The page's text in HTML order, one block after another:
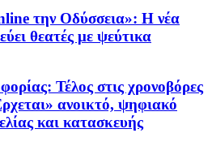
την Οδύσσεια»: Η νέα
θεατές με ψεύτικα
Τέλος στις χρονοβόρες
ανοικτό, ψηφιακό
και κατασκευής